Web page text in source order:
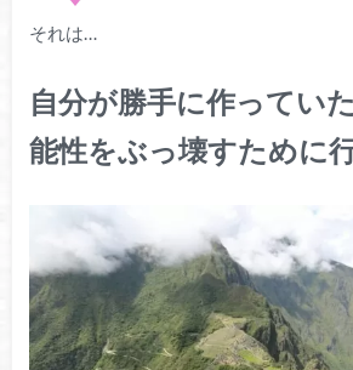
それは…
自分が勝手に作ってい
能性をぶっ壊すために